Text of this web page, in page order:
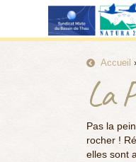
Accueil
La
Pas la
rocher !
elles sont